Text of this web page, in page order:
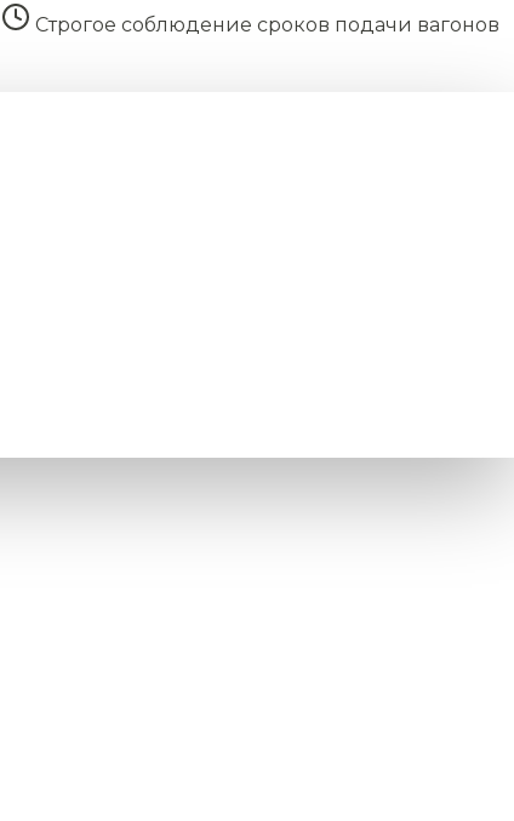
Строгое соблюдение сроков подачи вагонов